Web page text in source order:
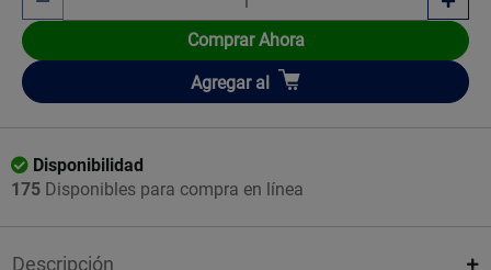
Comprar Ahora
Añadir
Agregar al
Disponibilidad
175 Disponibles para compra en línea
Descripción